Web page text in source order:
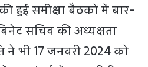
हुई समीक्षा बैठकों में बार-
सचिव की अध्यक्षता
ने भी 17 जनवरी 2024 को